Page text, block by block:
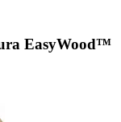
EasyWood™